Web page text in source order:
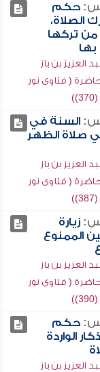
حكم
الصلاة،
من تركها
بها
العزيز بن باز
( فتاوى نور
السنة في
صلاة الظهر
العزيز بن باز
( فتاوى نور
زيارة
الممنوع
العزيز بن باز
( فتاوى نور
حكم
الواردة
العزيز بن باز